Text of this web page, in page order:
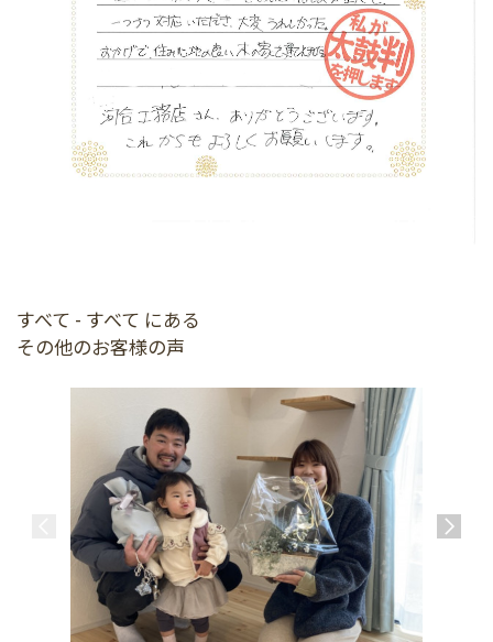
すべて - すべて にある
その他のお客様の声